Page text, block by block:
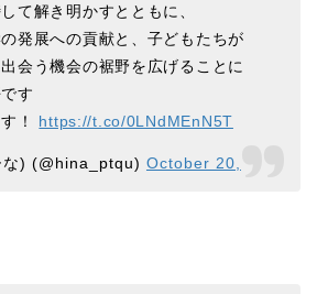
て解き明かすとともに、
発展への貢献と、子どもたちが
会う機会の裾野を広げることに
す
！ https://t.co/0LNdMEnN5T
な) (@hina_ptqu) October 20,